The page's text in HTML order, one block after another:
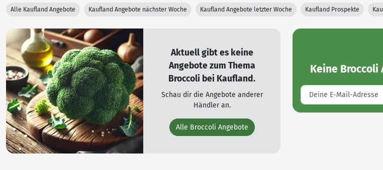
Alle Kaufland Angebote Kaufland Angebote nächster Woche Kaufland Angebote letzter Woche Kaufland Prospekte
Aktuell gibt es keine
Angebote zum Thema
Broccoli bei Kaufland.
Schau dir die Angebote anderer
Händler an.
Alle Broccoli Angebote
Keine Broccoli